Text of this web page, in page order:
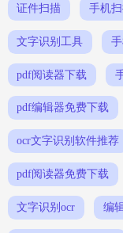
证件扫描 手机
文字识别工具
pdf阅读器下载
pdf编辑器免费下载
ocr文字识别软件推荐
pdf阅读器免费下载
文字识别ocr 编